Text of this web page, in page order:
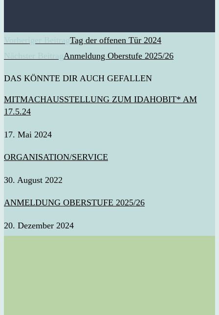
Tag der offenen Tür 2024
Anmeldung Oberstufe 2025/26
DAS KÖNNTE DIR AUCH GEFALLEN
MITMACHAUSSTELLUNG ZUM IDAHOBIT* AM
17.5.24
17. Mai 2024
ORGANISATION/SERVICE
30. August 2022
ANMELDUNG OBERSTUFE 2025/26
20. Dezember 2024